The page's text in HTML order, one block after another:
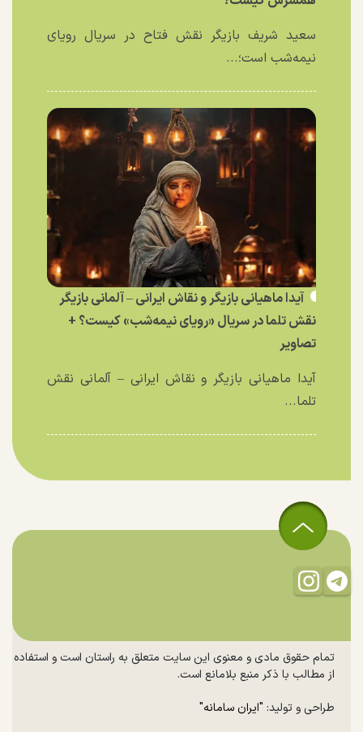
سعید شریف بازیگر نقش فتاح در سریال رویای
نیمه‌شب است؛...
آیدا ماهیانی بازیگر و نقاش ایرانی – آلمانی بازیگر
نقش تلما در سریال «رویای نیمه‌شب» کیست؟ +
تصاویر
آیدا ماهیانی بازیگر و نقاش ایرانی – آلمانی نقش
تلما...
تمام حقوق مادی و معنوی این سایت متعلق به راستان است و استفاده
از مطالب با ذکر منبع بلامانع است.
طراحی و تولید: "ایران سامانه"